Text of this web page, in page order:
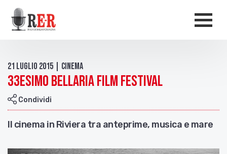
Salta al contenuto principale
21 Luglio 2015 | Cinema
33esimo Bellaria Film Festival
Condividi
Il cinema in Riviera tra anteprime, musica e mare